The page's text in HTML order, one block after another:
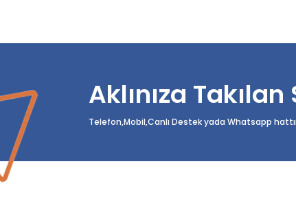
Aklınıza Takılan
Telefon,Mobil,Canlı Destek yada Whatsapp